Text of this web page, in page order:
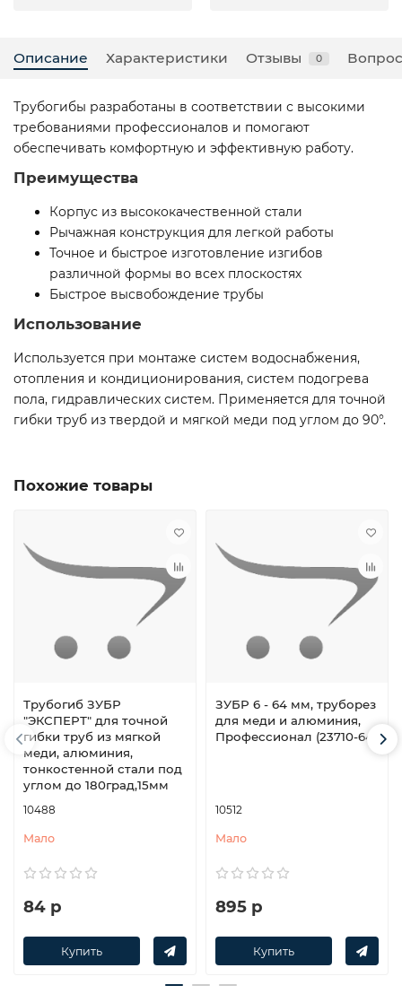
Описание Характеристики Отзывы 0
Трубогибы разработаны в соответствии с высокими
требованиями профессионалов и помогают
обеспечивать комфортную и эффективную работу.
Преимущества
Корпус из высококачественной стали
Рычажная конструкция для легкой работы
Точное и быстрое изготовление изгибов
различной формы во всех плоскостях
Быстрое высвобождение трубы
Использование
Используется при монтаже систем водоснабжения,
отопления и кондиционирования, систем подогрева
пола, гидравлических систем. Применяется для точной
гибки труб из твердой и мягкой меди под углом до 90°.
Похожие товары
Трубогиб ЗУБР
″ЭКСПЕРТ″ для точной
гибки труб из мягкой
меди, алюминия,
тонкостенной стали под
углом до 180град,15мм
10488
Мало
84 р
Купить
ЗУБР 6 - 64 мм, труборез
для меди и алюминия,
Профессионал (23710-64)
10512
Мало
895 р
Купить